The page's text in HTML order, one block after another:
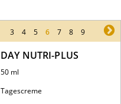
3 4 5 6 7 8 9
DAY NUTRI-PLUS
50 ml
Tagescreme